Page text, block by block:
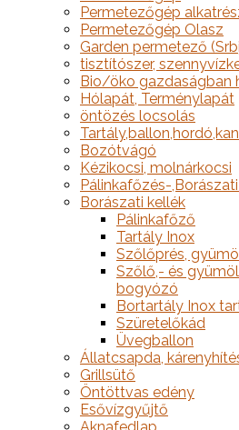
Permetezőgép
Permetezőgép Olasz
Garden permetező
tisztítószer,
Bio/öko gazdaságban
Hólapát, Terménylapát
öntözés locsolás
Bozótvágó
Kézikocsi, molnárkocsi
Pálinkafőzés-
Borászati kellék
Pálinkafőző
Tartály Inox
Szőlőprés,
Szőlő,- és
bogyózó
Bortartály Inox
Szüretelőkád
Üvegballon
Állatcsapda,
Grillsütő
Öntöttvas edény
Esővízgyűjtő
Aknafedlap